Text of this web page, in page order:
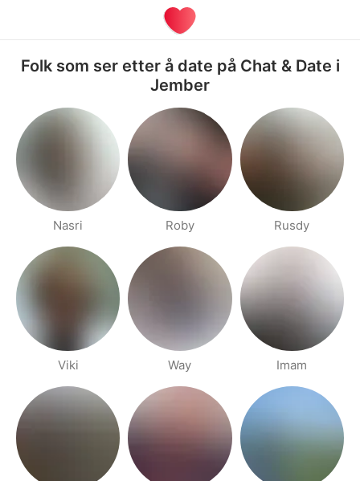
Folk som ser etter å date på Chat & Date i
Jember
Nasri Roby Rusdy
Viki Way Imam